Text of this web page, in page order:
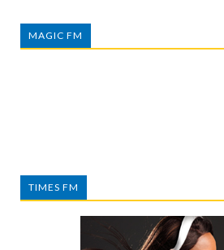
MAGIC FM
TIMES FM